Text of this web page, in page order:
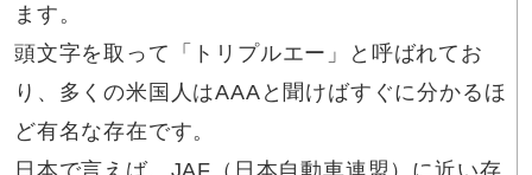
ます。
頭文字を取って「トリプルエー」と呼ばれてお
り、多くの米国人はAAAと聞けばすぐに分かるほ
ど有名な存在です。
日本で言えば、JAF（日本自動車連盟）に近い存